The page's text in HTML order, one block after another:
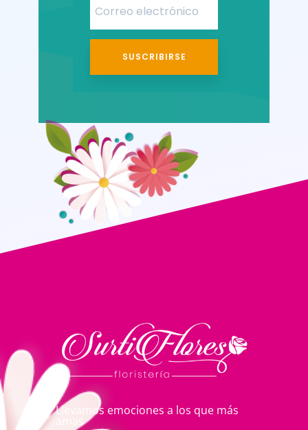
SUSCRIBIRSE
Llevamos emociones a los que más
amas